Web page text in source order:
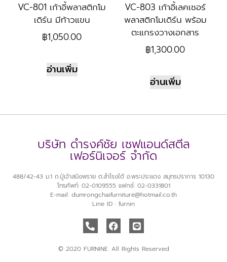
VC-801 เก้าอี้พลาสติกโม
เดิร์น มีท้าวแขน
฿1,050.00
อ่านเพิ่ม
VC-803 เก้าอี้เลคเชอร์
พลาสติกโมเดิร์น พร้อม
ตะแกรงวางเอกสาร
฿1,300.00
อ่านเพิ่ม
บริษัท ดำรงค์ชัย เซฟแอนด์สตีล
เฟอร์นิเจอร์ จำกัด
488/42-43 ม.1 ถ.ปู่เจ้าสมิงพราย ต.สำโรงใต้ อ.พระประแดง สมุทรปราการ 10130
โทรศัพท์: 02-0109555 แฟกซ์: 02-0331801
E-mail: dumrongchaifurniture@hotmail.co.th
Line ID : furnin
© 2020 FURNINE. All Rights Reserved